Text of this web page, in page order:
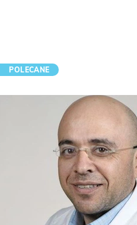
POLECANE